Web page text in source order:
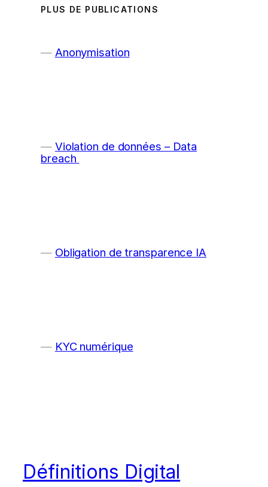
PLUS DE PUBLICATIONS
Anonymisation
Violation de données – Data
breach
Obligation de transparence IA
KYC numérique
Définitions Digital